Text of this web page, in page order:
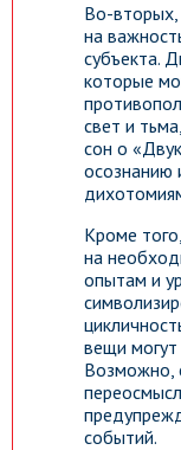
Во-вторых,
на
субъекта.
которые
свет и
сон о
осознанию
Кроме
на
опытам и
вещи могут
Возможно,
событий.